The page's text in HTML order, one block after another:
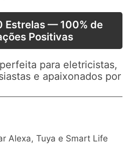
Estrelas — 100% de
Positivas
para eletricistas,
e apaixonados por
Alexa, Tuya e Smart Life